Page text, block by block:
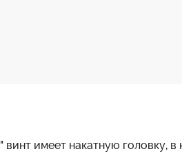
имеет накатную головку,